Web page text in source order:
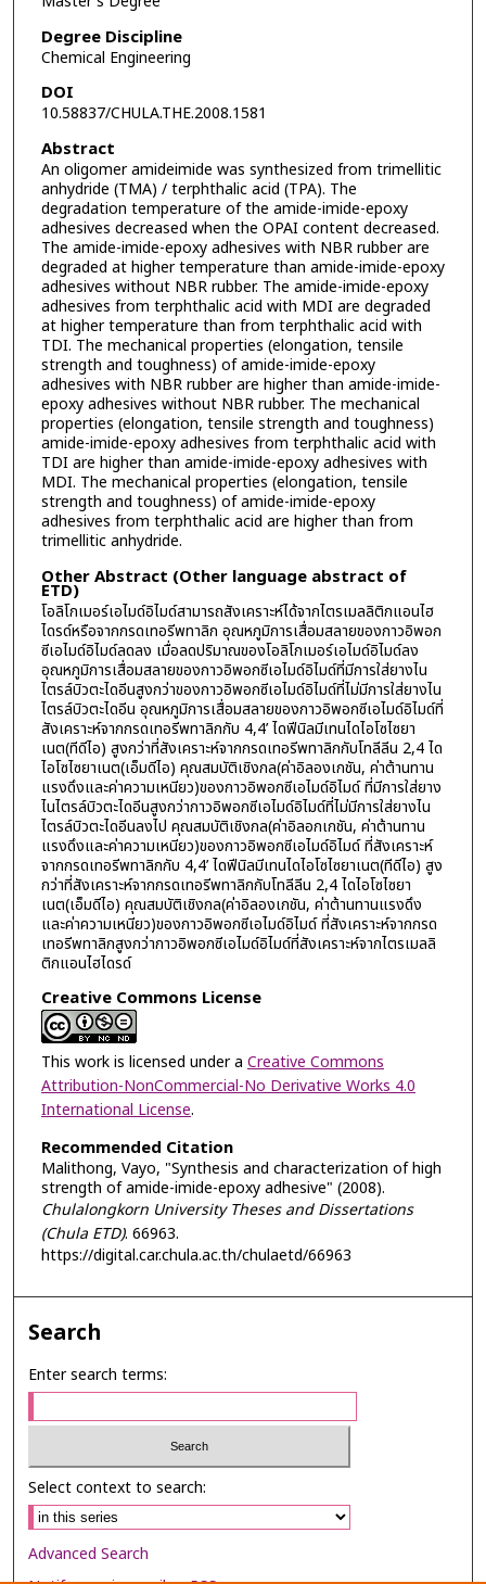
Degree Discipline
Chemical Engineering
DOI
10.58837/CHULA.THE.2008.1581
Abstract
An oligomer amideimide was synthesized from trimellitic
anhydride (TMA) / terphthalic acid (TPA). The
degradation temperature of the amide-imide-epoxy
adhesives decreased when the OPAI content decreased.
The amide-imide-epoxy adhesives with NBR rubber are
degraded at higher temperature than amide-imide-epoxy
adhesives without NBR rubber. The amide-imide-epoxy
adhesives from terphthalic acid with MDI are degraded
at higher temperature than from terphthalic acid with
TDI. The mechanical properties (elongation, tensile
strength and toughness) of amide-imide-epoxy
adhesives with NBR rubber are higher than amide-imide-
epoxy adhesives without NBR rubber. The mechanical
properties (elongation, tensile strength and toughness)
amide-imide-epoxy adhesives from terphthalic acid with
TDI are higher than amide-imide-epoxy adhesives with
MDI. The mechanical properties (elongation, tensile
strength and toughness) of amide-imide-epoxy
adhesives from terphthalic acid are higher than from
trimellitic anhydride.
Other Abstract (Other language abstract of
ETD)
โอลิโกเมอร์เอไมด์อิไมด์สามารถสังเคราะห์ได้จากไตรเมลลิติกแอนไฮ
ไดรด์หรือจากกรดเทอรีพทาลิก อุณหภูมิการเสื่อมสลายของกาวอิพอก
ซีเอไมด์อิไมด์ลดลง เมื่อลดปริมาณของโอลิโกเมอร์เอไมด์อิไมด์ลง
อุณหภูมิการเสื่อมสลายของกาวอิพอกซีเอไมด์อิไมด์ที่มีการใส่ยางไน
ไตรล์บิวตะไดอีนสูงกว่าของกาวอิพอกซีเอไมด์อิไมด์ที่ไม่มีการใส่ยางไน
ไตรล์บิวตะไดอีน อุณหภูมิการเสื่อมสลายของกาวอิพอกซีเอไมด์อิไมด์ที่
สังเคราะห์จากกรดเทอรีพทาลิกกับ 4,4’ ไดฟีนิลมีเทนไดไอโซไซยา
เนต(ทีดีไอ) สูงกว่าที่สังเคราะห์จากกรดเทอรีพทาลิกกับโทลีลีน 2,4 ได
ไอโซไซยาเนต(เอ็มดีไอ) คุณสมบัติเชิงกล(ค่าอิลองเกชัน, ค่าต้านทาน
แรงดึงและค่าความเหนียว)ของกาวอิพอกซีเอไมด์อิไมด์ ที่มีการใส่ยาง
ไนไตรล์บิวตะไดอีนสูงกว่ากาวอิพอกซีเอไมด์อิไมด์ที่ไม่มีการใส่ยางไน
ไตรล์บิวตะไดอีนลงไป คุณสมบัติเชิงกล(ค่าอิลอกเกชัน, ค่าต้านทาน
แรงดึงและค่าความเหนียว)ของกาวอิพอกซีเอไมด์อิไมด์ ที่สังเคราะห์
จากกรดเทอรีพทาลิกกับ 4,4’ ไดฟีนิลมีเทนไดไอโซไซยาเนต(ทีดีไอ) สูง
กว่าที่สังเคราะห์จากกรดเทอรีพทาลิกกับโทลีลีน 2,4 ไดไอโซไซยา
เนต(เอ็มดีไอ) คุณสมบัติเชิงกล(ค่าอิลองเกชัน, ค่าต้านทานแรงดึง
และค่าความเหนียว)ของกาวอิพอกซีเอไมด์อิไมด์ ที่สังเคราะห์จากกรด
เทอรีพทาลิกสูงกว่ากาวอิพอกซีเอไมด์อิไมด์ที่สังเคราะห์จากไตรเมลลิ
ติกแอนไฮไดรด์
Creative Commons License
This work is licensed under a Creative Commons
Attribution-NonCommercial-No Derivative Works 4.0
International License.
Recommended Citation
Malithong, Vayo, "Synthesis and characterization of high
strength of amide-imide-epoxy adhesive" (2008).
Chulalongkorn University Theses and Dissertations
(Chula ETD). 66963.
https://digital.car.chula.ac.th/chulaetd/66963
Search
Enter search terms:
Select context to search:
Advanced Search